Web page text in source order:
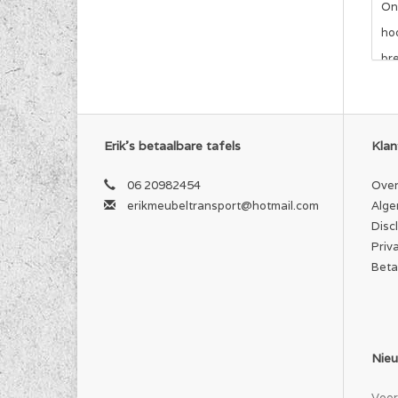
Erik's betaalbare tafels
06 20982454
erikmeubeltransport@hotmail.com